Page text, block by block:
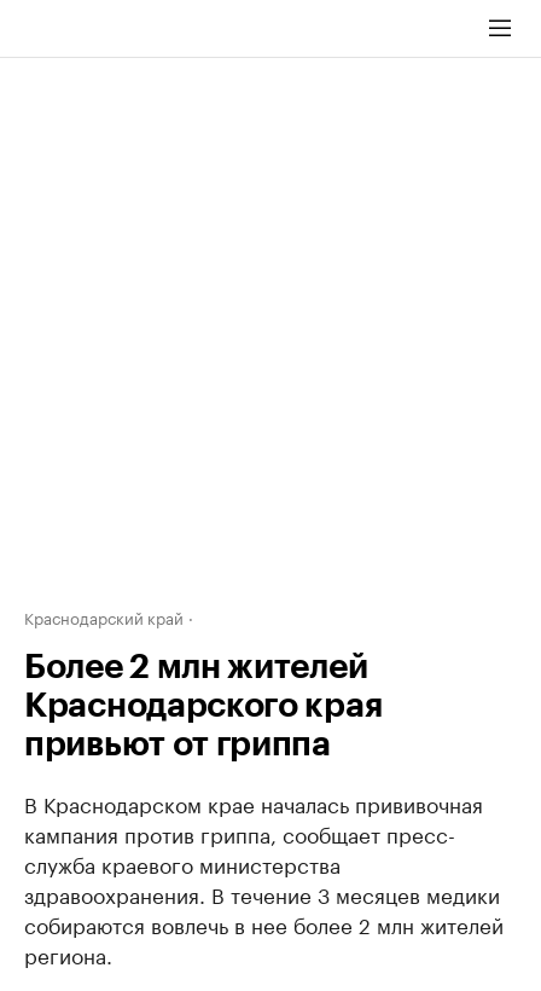
Краснодарский край
Более 2 млн жителей
Краснодарского края
привьют от гриппа
В Краснодарском крае началась прививочная
кампания против гриппа, сообщает пресс-
служба краевого министерства
здравоохранения. В течение 3 месяцев медики
собираются вовлечь в нее более 2 млн жителей
региона.